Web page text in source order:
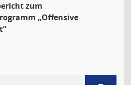
zum
„Offensive